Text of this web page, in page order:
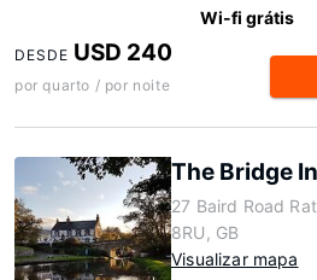
Wi-fi grátis
DESDE USD 240
por quarto / por noite
The Bridge
27 Baird Road
8RU, GB
Visualizar mapa